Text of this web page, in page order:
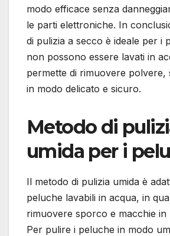
modo efficace senza
le parti elettroniche. In
di pulizia a secco è ideale per i
non possono essere lavati in
permette di rimuovere
in modo delicato e sicuro.
Metodo di
umida per i
Il metodo di pulizia umida è
peluche lavabili in acqua, in
rimuovere sporco e macchie in
Per pulire i peluche in modo